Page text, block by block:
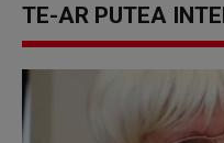
TE-AR PUTEA